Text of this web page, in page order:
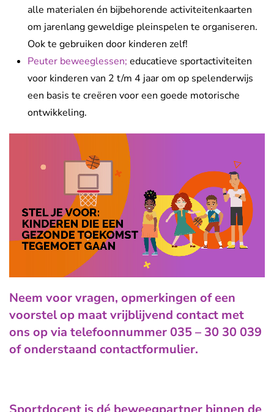
alle materialen én bijbehorende activiteitenkaarten
om jarenlang geweldige pleinspelen te organiseren.
Ook te gebruiken door kinderen zelf!
Peuter beweeglessen; educatieve sportactiviteiten
voor kinderen van 2 t/m 4 jaar om op spelenderwijs
een basis te creëren voor een goede motorische
ontwikkeling.
Neem voor vragen, opmerkingen of een
voorstel op maat vrijblijvend contact met
ons op via telefoonnummer 035 – 30 30 039
of onderstaand contactformulier.